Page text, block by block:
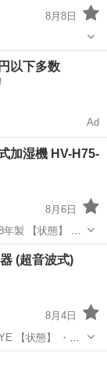
8月8日
ロップ
以下多数
Ad
加湿機 HV-H75-
8月6日
】 ・
どございます ・
す...
(超音波式)
8月4日
使
ございます ・詳